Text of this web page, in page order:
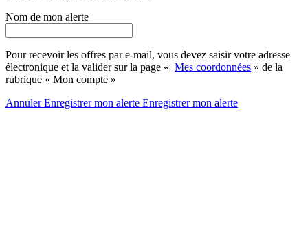
Nom de mon alerte
Pour recevoir les offres par e-mail, vous devez saisir votre adresse
électronique et la valider sur la page « Mes coordonnées » de la
rubrique « Mon compte »
AnnulerEnregistrer mon alerte Enregistrermon alerte